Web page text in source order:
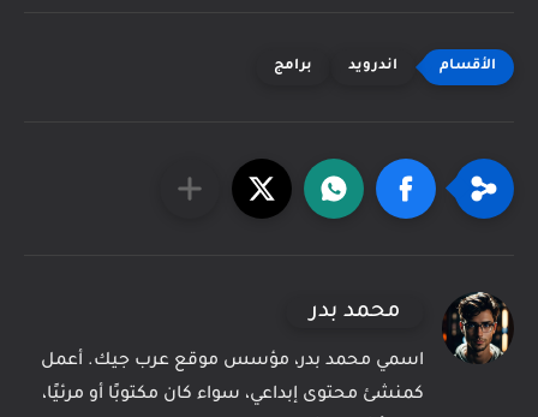
اندرويد برامج
محمد بدر
اسمي محمد بدر، مؤسس موقع عرب جيك. أعمل
كمنشئ محتوى إبداعي، سواء كان مكتوبًا أو مرئيًا،